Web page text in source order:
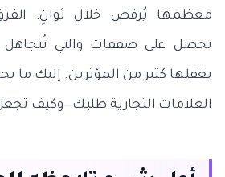
معظمها يُرفض خلال ثوانٍ.
تحصل على صفقات والتي تُتجاهل
يغفلها كثير من المؤثرين. إليك ما
العلامات التجارية طلبك—وكيف